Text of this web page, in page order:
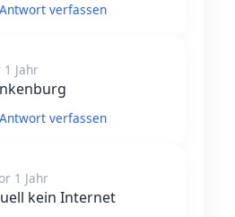
Antwort verfassen
1 Jahr
Antwort verfassen
1 Jahr
kein Internet